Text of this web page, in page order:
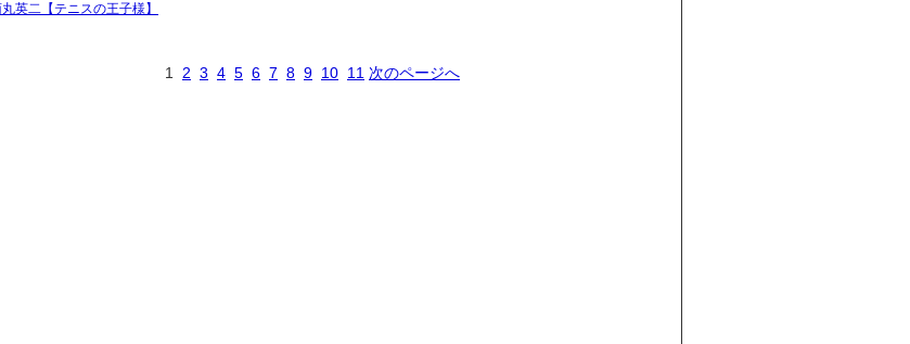
英二【テニスの王子様】
1 2 3 4 5 6 7 8 9 10 11 次のページへ